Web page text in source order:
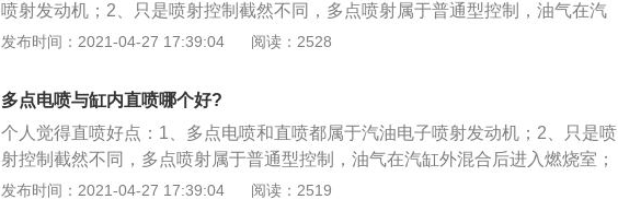
喷射发动机；2、只是喷射控制截然不同，多点喷射属于普通型控制，油气在汽
缸外混合后进入燃烧室；3、而燃油直喷属于近几年新的技术，是把燃油直接喷
品要求较高，一般需要配合添加剂使用。
发布时间：2021-04-27 17:39:04 阅读：2528
多点电喷与缸内直喷哪个好?
个人觉得直喷好点：1、多点电喷和直喷都属于汽油电子喷射发动机；2、只是喷
射控制截然不同，多点喷射属于普通型控制，油气在汽缸外混合后进入燃烧室；
3、而燃油直喷属于近几年新的技术，是把燃油直接喷入汽缸，在燃烧室形成混
发布时间：2021-04-27 17:39:04 阅读：2519